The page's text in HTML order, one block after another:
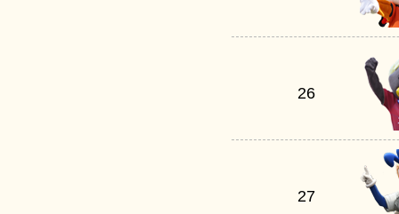
26
27